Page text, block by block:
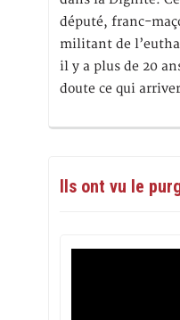
député, franc-
militant de
il y a plus de 20
doute ce qui
Ils ont vu le